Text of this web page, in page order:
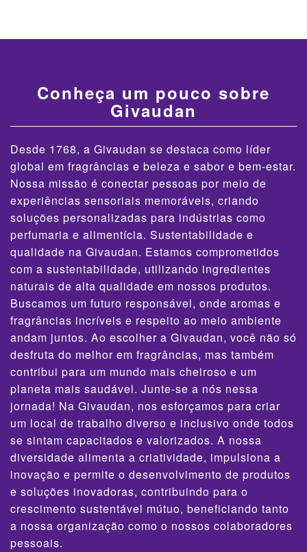
Conheça um pouco sobre
Givaudan
Desde 1768, a Givaudan se destaca como líder
global em fragrâncias e beleza e sabor e bem-estar.
Nossa missão é conectar pessoas por meio de
experiências sensoriais memoráveis, criando
soluções personalizadas para indústrias como
perfumaria e alimentícia. Sustentabilidade e
qualidade na Givaudan. Estamos comprometidos
com a sustentabilidade, utilizando ingredientes
naturais de alta qualidade em nossos produtos.
Buscamos um futuro responsável, onde aromas e
fragrâncias incríveis e respeito ao meio ambiente
andam juntos. Ao escolher a Givaudan, você não só
desfruta do melhor em fragrâncias, mas também
contribui para um mundo mais cheiroso e um
planeta mais saudável. Junte-se a nós nessa
jornada! Na Givaudan, nos esforçamos para criar
um local de trabalho diverso e inclusivo onde todos
se sintam capacitados e valorizados. A nossa
diversidade alimenta a criatividade, impulsiona a
inovação e permite o desenvolvimento de produtos
e soluções inovadoras, contribuindo para o
crescimento sustentável mútuo, beneficiando tanto
a nossa organização como o nossos colaboradores
pessoais.